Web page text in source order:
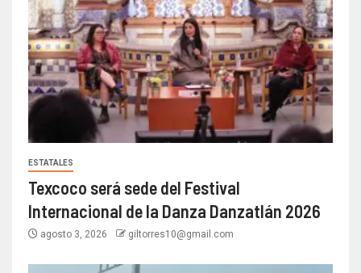
ESTATALES
Texcoco será sede del Festival
Internacional de la Danza Danzatlán 2026
agosto 3, 2026 giltorres10@gmail.com